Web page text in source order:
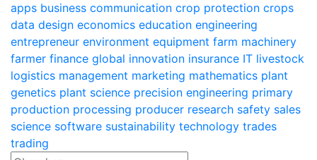
apps business communication crop protection crops
data design economics education engineering
entrepreneur environment equipment farm machinery
farmer finance global innovation insurance IT livestock
logistics management marketing mathematics plant
genetics plant science precision engineering primary
production processing producer research safety sales
science software sustainability technology trades
trading